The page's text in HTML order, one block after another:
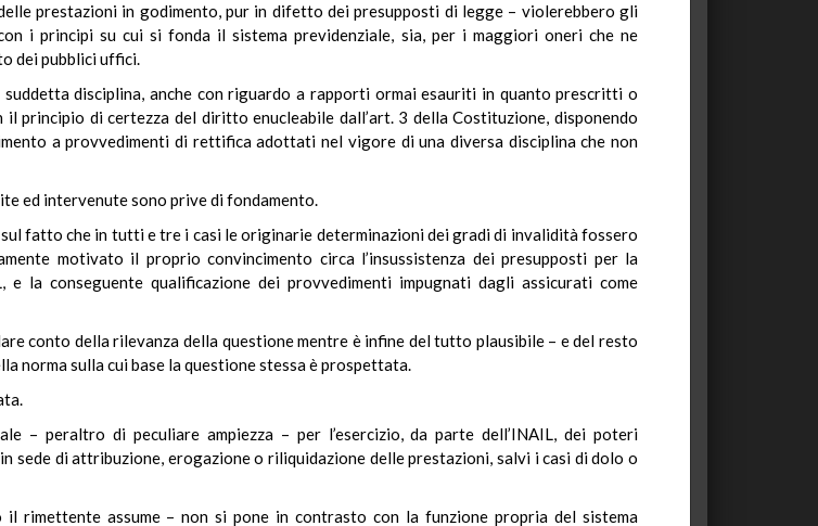
prestazioni in godimento, pur in difetto dei presupposti di legge – violerebbero gli
i principi su cui si fonda il sistema previdenziale, sia, per i maggiori oneri che ne
dei pubblici uffici.
disciplina, anche con riguardo a rapporti ormai esauriti in quanto prescritti o
principio di certezza del diritto enucleabile dall’art. 3 della Costituzione, disponendo
a provvedimenti di rettifica adottati nel vigore di una diversa disciplina che non
ed intervenute sono prive di fondamento.
fatto che in tutti e tre i casi le originarie determinazioni dei gradi di invalidità fossero
motivato il proprio convincimento circa l’insussistenza dei presupposti per la
la conseguente qualificazione dei provvedimenti impugnati dagli assicurati come
conto della rilevanza della questione mentre è infine del tutto plausibile – e del resto
norma sulla cui base la questione stessa è prospettata.
– peraltro di peculiare ampiezza – per l’esercizio, da parte dell’INAIL, dei poteri
sede di attribuzione, erogazione o riliquidazione delle prestazioni, salvi i casi di dolo o
rimettente assume – non si pone in contrasto con la funzione propria del sistema